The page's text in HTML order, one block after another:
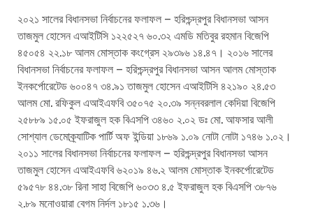
২০২১ সালের বিধানসভা নির্বাচনের ফলাফল – হরিশ্চন্দ্রপুর বিধানসভা আসন
তাজমুল হোসেন এআইটিসি ১২২৫২৭ ৬০.৩২ এমডি মতিবুর রহমান বিজেপি
৪৫০৫৪ ২২.১৮ আলম মোস্তাক কংগ্রেস ২৯৩৯৬ ১৪.৪৭। ২০১৬ সালের
বিধানসভা নির্বাচনের ফলাফল – হরিশ্চন্দ্রপুর বিধানসভা আসন আলম মোস্তাক
ইনকর্পোরেটেড ৬০০৪৭ ৩৪.৯১ তাজমুল হোসেন এআইটিসি ৪২১৯০ ২৪.৫৩
আলম মো. রফিকুল এআইএফবি ৩৫০৭৫ ২০.৩৯ সন্নবরলাল কেদিয়া বিজেপি
২৫৮৮৯ ১৫.০৫ ইফরাজুল হক বিএসপি ৩৪৬০ ২.০২ ডঃ মো. আফসার আলী
সোশ্যাল ডেমোক্র্যাটিক পার্টি অফ ইন্ডিয়া ১৮৬৯ ১.০৯ নোটা নোটা ১৭৪৬ ১.০২।
২০১১ সালের বিধানসভা নির্বাচনের ফলাফল – হরিশ্চন্দ্রপুর বিধানসভা আসন
তাজমুল হোসেন এআইএফবি ৬২০১৯ ৪৬.২ আলম মোস্তাক ইনকর্পোরেটেড
৫৯৫৭৮ ৪৪.৩৮ রিনা সাহা বিজেপি ৬০৩৩ ৪.৫ ইফরাজুল হক বিএসপি ৩৮৭৬
২.৮৯ মনোওয়ারা বেগম নির্দল ১৮১৫ ১.৩৬।